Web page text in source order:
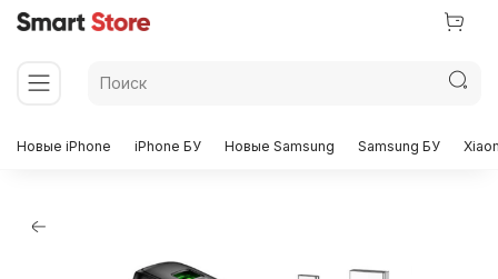
Новые iPhone iPhone БУ Новые Samsung Samsung БУ